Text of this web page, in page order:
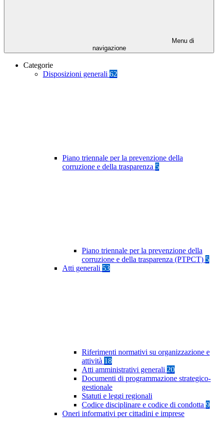
Menu di
navigazione
Categorie
Disposizioni generali 62
Piano triennale per la prevenzione della
corruzione e della trasparenza 5
Piano triennale per la prevenzione della
corruzione e della trasparenza (PTPCT) 5
Atti generali 53
Riferimenti normativi su organizzazione e
attività 18
Atti amministrativi generali 20
Documenti di programmazione strategico-
gestionale
Statuti e leggi regionali
Codice disciplinare e codice di condotta 9
Oneri informativi per cittadini e imprese